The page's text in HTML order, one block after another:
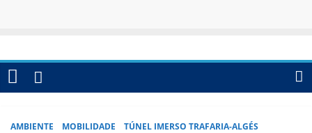
AMBIENTE MOBILIDADE TÚNEL IMERSO TRAFARIA-ALGÉS